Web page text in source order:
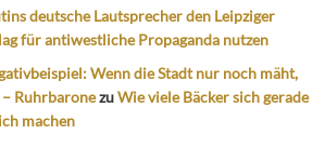
deutsche Lautsprecher den Leipziger
für antiwestliche Propaganda nutzen
Wenn die Stadt nur noch mäht,
RuhrbaronezuWie viele Bäcker sich gerade
machen